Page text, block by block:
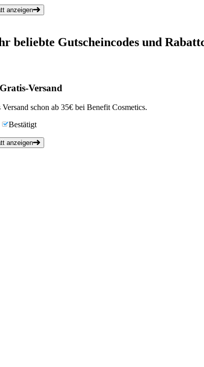
anzeigen
beliebte Gutscheincodes und
Gratis-Versand
Versand schon ab 35€ bei Benefit Cosmetics.
Bestätigt
anzeigen